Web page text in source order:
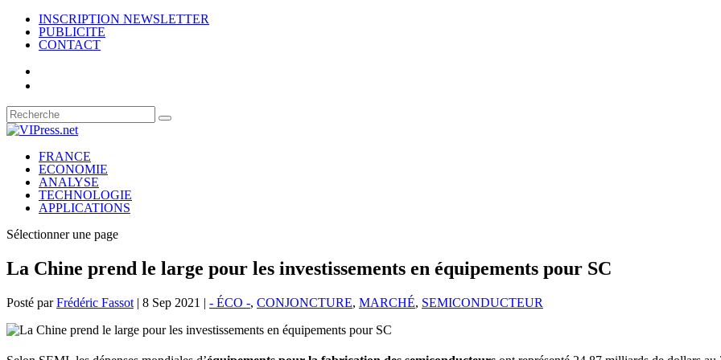
INSCRIPTION NEWSLETTER
PUBLICITE
CONTACT
FRANCE
ECONOMIE
ANALYSE
TECHNOLOGIE
APPLICATIONS
Sélectionner une page
La Chine prend le large pour les investissements en équipements pour SC
Posté parFrédéric Fassot | 8 Sep 2021 | - ÉCO -, CONJONCTURE, MARCHÉ, SEMICONDUCTEUR